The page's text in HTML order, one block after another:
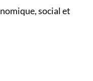
social et